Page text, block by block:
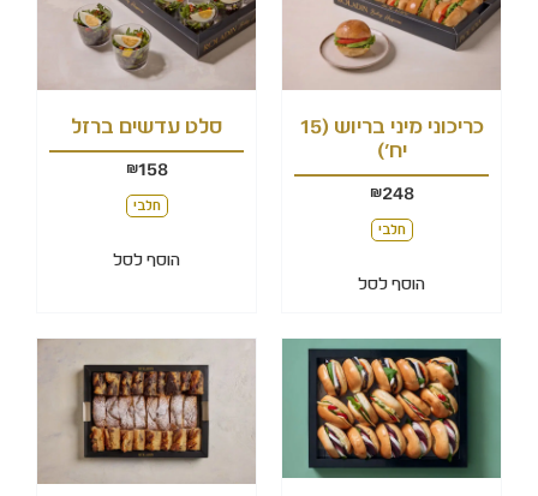
כריכוני מיני בריוש (15
יח')
248
₪
חלבי
הוסף לסל
סלט עדשים ברזל
158
₪
חלבי
הוסף לסל